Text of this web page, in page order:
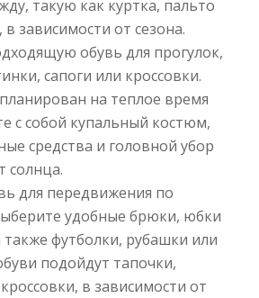
такую как куртка, пальто
зависимости от сезона.
обувь для прогулок,
сапоги или кроссовки.
на теплое время
с собой купальный костюм,
средства и головной убор
солнца.
для передвижения по
удобные брюки, юбки
футболки, рубашки или
подойдут тапочки,
в зависимости от